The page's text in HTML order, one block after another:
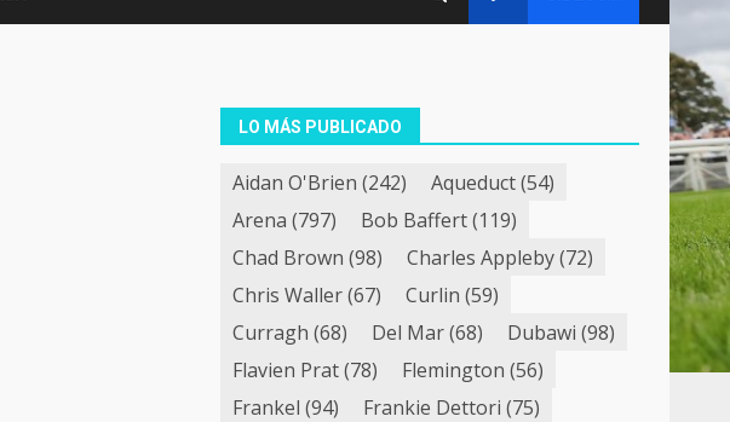
LO MÁS PUBLICADO
Aidan O'Brien (242) Aqueduct(54)
Arena (797) Bob Baffert(119)
Chad Brown (98) Charles Appleby(72)
Chris Waller(67) Curlin (59)
Curragh (68) Del Mar(68) Dubawi (98)
Flavien Prat(78) Flemington (56)
Frankel (94) Frankie Dettori (75)